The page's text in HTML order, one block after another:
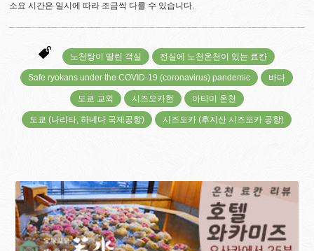
소요 시간은 일시에 따라 조금씩 다를 수 있습니다.
노천탕이 딸린 객실 전실에 노천온천이 있는 료칸
Safe ryokans under the COVID-19 (coronavirus) pandemic 바다
도쿄 교외 시즈오카현 아타미 온천
도쿄 (나리타, 하네다 국제공항) 시즈오카 (후지산 시즈오카 공항)